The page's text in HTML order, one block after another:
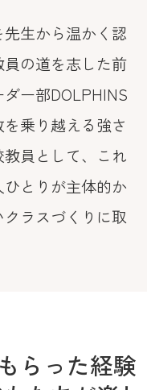
生から温かく認
の道を志した前
ー部DOLPHINS
乗り越える強さ
員として、これ
とりが主体的か
ラスづくりに取
らった経験